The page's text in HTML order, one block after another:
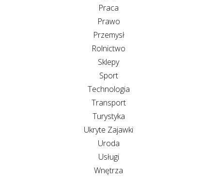
Praca
Prawo
Przemysł
Rolnictwo
Sklepy
Sport
Technologia
Transport
Turystyka
Ukryte Zajawki
Uroda
Usługi
Wnętrza